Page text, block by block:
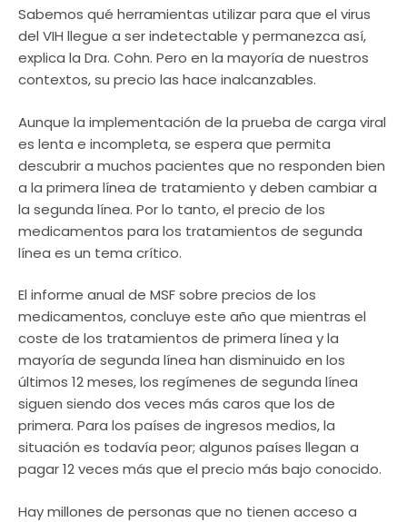
Sabemos qué herramientas utilizar para que el virus
del VIH llegue a ser indetectable y permanezca así,
explica la Dra. Cohn. Pero en la mayoría de nuestros
contextos, su precio las hace inalcanzables.
Aunque la implementación de la prueba de carga viral
es lenta e incompleta, se espera que permita
descubrir a muchos pacientes que no responden bien
a la primera línea de tratamiento y deben cambiar a
la segunda línea. Por lo tanto, el precio de los
medicamentos para los tratamientos de segunda
línea es un tema crítico.
El informe anual de MSF sobre precios de los
medicamentos, concluye este año que mientras el
coste de los tratamientos de primera línea y la
mayoría de segunda línea han disminuido en los
últimos 12 meses, los regímenes de segunda línea
siguen siendo dos veces más caros que los de
primera. Para los países de ingresos medios, la
situación es todavía peor; algunos países llegan a
pagar 12 veces más que el precio más bajo conocido.
Hay millones de personas que no tienen acceso a